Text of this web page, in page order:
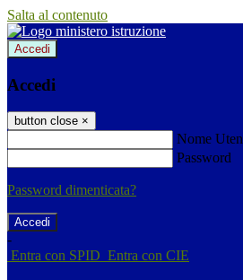
Salta al contenuto
Accedi
Accedi
button close ×
Nome
Password
Password dimenticata?
-
Entra con SPID Entra con CIE